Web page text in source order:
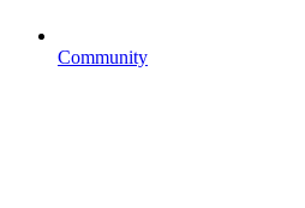
Community